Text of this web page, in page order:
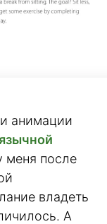
анимации
меня после
владеть
А